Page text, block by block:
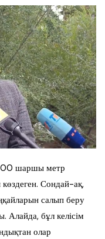
шаршы метр
Сондай-ақ,
салып беру
Алайда, бұл келісім
олар